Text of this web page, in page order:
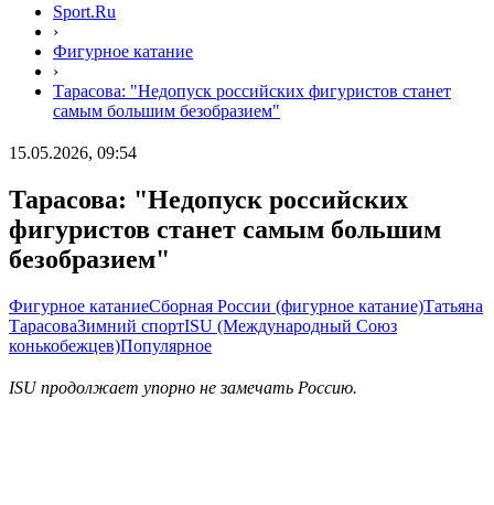
Sport.Ru
›
Фигурное катание
›
Тарасова: "Недопуск российских фигуристов станет
самым большим безобразием"
15.05.2026, 09:54
Тарасова: "Недопуск российских
фигуристов станет самым большим
безобразием"
Фигурное катаниеСборная России (фигурное катание)Татьяна
ТарасоваЗимний спортISU (Международный Союз
конькобежцев)Популярное
ISU продолжает упорно не замечать Россию.